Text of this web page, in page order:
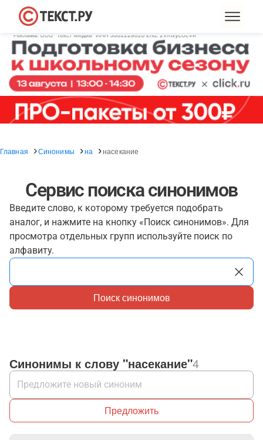
Главная Синонимы на насекание
Сервис поиска синонимов
Введите слово, к которому требуется подобрать
аналог, и нажмите на кнопку «Поиск синонимов». Для
просмотра отдельных групп используйте поиск по
алфавиту.
Поиск синонимов
Синонимы к слову "насекание"4
Предложить